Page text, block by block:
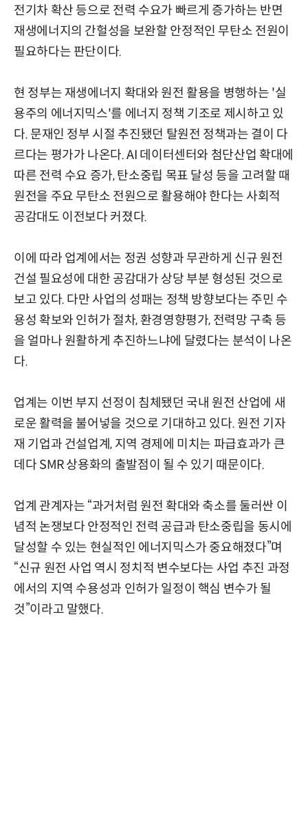
전기차 확산 등으로 전력 수요가 빠르게 증가하는 반면
재생에너지의 간헐성을 보완할 안정적인 무탄소 전원이
필요하다는 판단이다.
현 정부는 재생에너지 확대와 원전 활용을 병행하는 '실
용주의 에너지믹스'를 에너지 정책 기조로 제시하고 있
다. 문재인 정부 시절 추진됐던 탈원전 정책과는 결이 다
르다는 평가가 나온다. AI 데이터센터와 첨단산업 확대에
따른 전력 수요 증가, 탄소중립 목표 달성 등을 고려할 때
원전을 주요 무탄소 전원으로 활용해야 한다는 사회적
공감대도 이전보다 커졌다.
이에 따라 업계에서는 정권 성향과 무관하게 신규 원전
건설 필요성에 대한 공감대가 상당 부분 형성된 것으로
보고 있다. 다만 사업의 성패는 정책 방향보다는 주민 수
용성 확보와 인허가 절차, 환경영향평가, 전력망 구축 등
을 얼마나 원활하게 추진하느냐에 달렸다는 분석이 나온
다.
업계는 이번 부지 선정이 침체됐던 국내 원전 산업에 새
로운 활력을 불어넣을 것으로 기대하고 있다. 원전 기자
재 기업과 건설업계, 지역 경제에 미치는 파급효과가 큰
데다 SMR 상용화의 출발점이 될 수 있기 때문이다.
업계 관계자는 “과거처럼 원전 확대와 축소를 둘러싼 이
념적 논쟁보다 안정적인 전력 공급과 탄소중립을 동시에
달성할 수 있는 현실적인 에너지믹스가 중요해졌다”며
“신규 원전 사업 역시 정치적 변수보다는 사업 추진 과정
에서의 지역 수용성과 인허가 일정이 핵심 변수가 될
것”이라고 말했다.